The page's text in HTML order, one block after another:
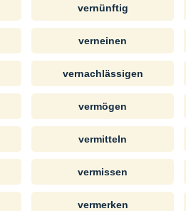
vernünftig
verneinen
vernachlässigen
vermögen
vermitteln
vermissen
vermerken